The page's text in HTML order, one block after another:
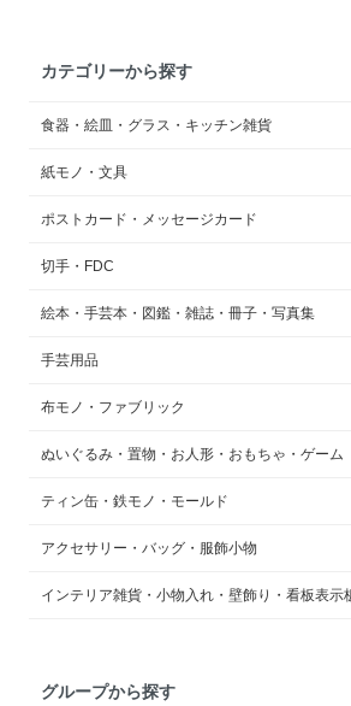
カテゴリーから探す
食器・絵皿・グラス・キッチン雑貨
紙モノ・文具
ポストカード・メッセージカード
切手・FDC
絵本・手芸本・図鑑・雑誌・冊子・写真集
手芸用品
布モノ・ファブリック
ぬいぐるみ・置物・お人形・おもちゃ・ゲーム
ティン缶・鉄モノ・モールド
アクセサリー・バッグ・服飾小物
インテリア雑貨・小物入れ・壁飾り・看板表示
グループから探す